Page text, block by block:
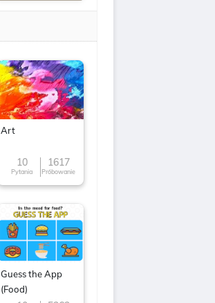
Art
10
Pytania
1617
Próbowanie
Guess the App
(Food)